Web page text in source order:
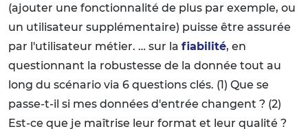
(ajouter une fonctionnalité de plus par exemple, ou
un utilisateur supplémentaire) puisse être assurée
par l'utilisateur métier. … sur la fiabilité, en
questionnant la robustesse de la donnée tout au
long du scénario via 6 questions clés. (1) Que se
passe-t-il si mes données d'entrée changent ? (2)
Est-ce que je maîtrise leur format et leur qualité ?